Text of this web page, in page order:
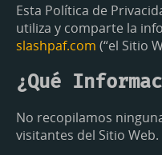
Esta Política de
utiliza y comparte la
slashpaf.com (“el Sitio
¿Qué
No recopilamos
visitantes del Sitio Web.